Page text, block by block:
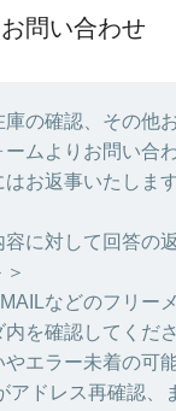
お問い合わせ
の確認、その他
ムよりお問い合
お返事いたします
容に対して回答の
などのフリー
を確認してくださ
エラー未着の可
アドレス再確認、